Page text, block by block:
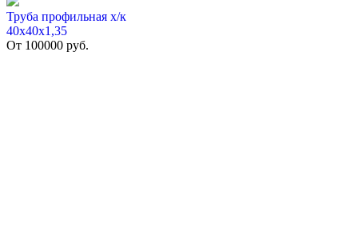
Труба профильная х/к
40х40х1,35
От 100000 руб.